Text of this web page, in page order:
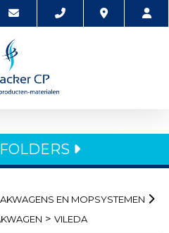
EN MOPSYSTEMEN
> VILEDA